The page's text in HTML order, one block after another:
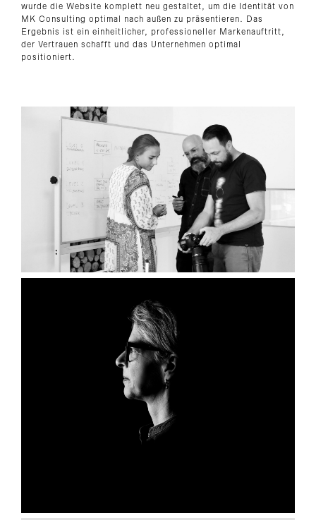
wurde die Website komplett neu gestaltet, um die Identität von
MK Consulting optimal nach außen zu präsentieren. Das
Ergebnis ist ein einheitlicher, professioneller Markenauftritt,
der Vertrauen schafft und das Unternehmen optimal
positioniert.